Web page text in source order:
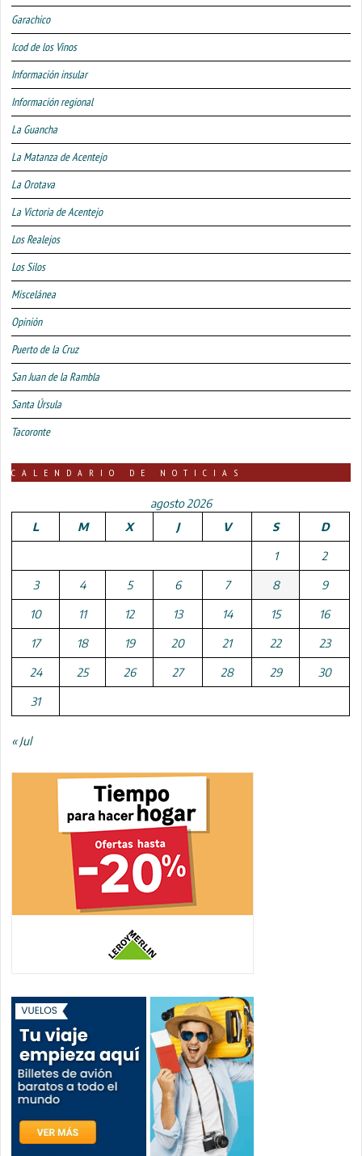
Garachico
Icod de los Vinos
Información insular
Información regional
La Guancha
La Matanza de Acentejo
La Orotava
La Victoria de Acentejo
Los Realejos
Los Silos
Miscelánea
Opinión
Puerto de la Cruz
San Juan de la Rambla
Santa Úrsula
Tacoronte
CALENDARIO DE NOTICIAS
agosto 2026
L
M X J V S D
1 2
3 4 5 6 7 8 9
10 11 12 13 14 15 16
17 18 19 20 21 22 23
24 25 26 27 28 29 30
31
« Jul